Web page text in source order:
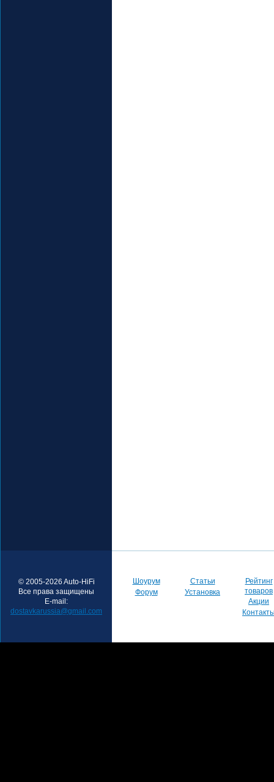
© 2005-2026 Auto-HiFi
Все права защищены
E-mail:
dostavkarussia@gmail.com
Шоурум
Форум
Статьи
Установка
Рейтинг
товаров
Акции